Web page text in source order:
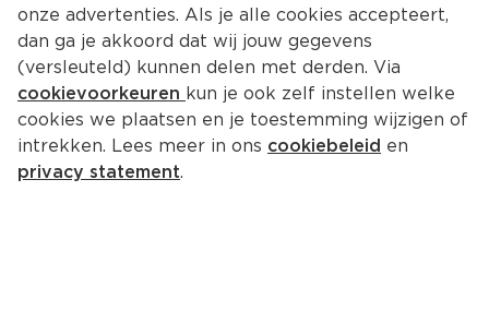
onze advertenties. Als je alle cookies accepteert,
dan ga je akkoord dat wij jouw gegevens
(versleuteld) kunnen delen met derden. Via
cookievoorkeuren kun je ook zelf instellen welke
cookies we plaatsen en je toestemming wijzigen of
intrekken. Lees meer in ons cookiebeleid en
privacy statement.